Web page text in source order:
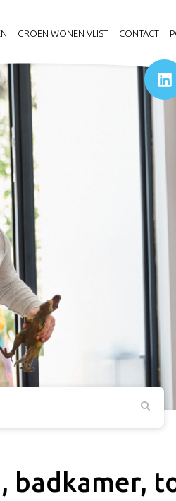
GROEN WONEN VLIST CONTACT
badkamer,